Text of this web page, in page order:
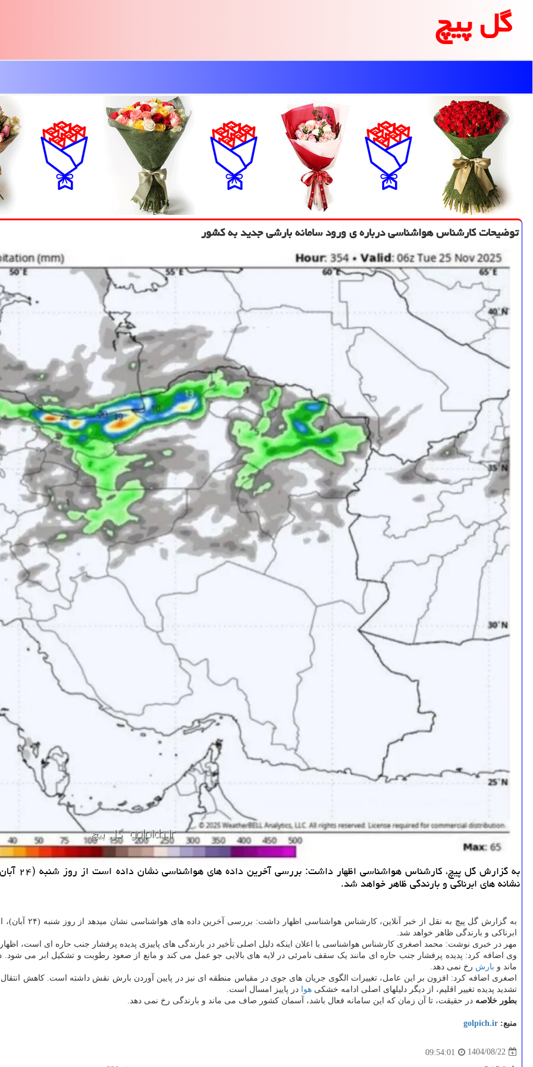
گل پیچ
توضیحات کارشناس هواشناسی درباره ی ورود سامانه بارشی جدید به کشور
به
نشانه های ابرناکی و بارندگی ظاهر خواهد شد.
به گزارش گل پیچ
ابرناکی و بارندگی ظاهر خواهد شد.
مهر در خبری نوشت: محمد اصغری کارشناس هواشناسی با اعلان اینکه دلیل اصلی تأخیر در بارندگی های پاییزی پدیده پرفشار جنب حاره ای است،
وی اضافه کرد: پدیده پرفشار جنب حاره ای مانند یک سقف نامرئی در لایه های بالایی جو عمل می کند و مانع از صعود رطوبت و تشکیل ابر می
ماند و بارش رخ نمی دهد.
اصغری اضافه کرد: افزون بر این عامل، تغییرات الگوی جریان های جوی در مقیاس منطقه ای نیز در پایین آوردن بارش نقش داشته است. کاهش
تشدید پدیده تغییر اقلیم، از دیگر دلیلهای اصلی ادامه خشکی هوا در پاییز امسال است.
بطور خلاصه در حقیقت، تا آن زمان که این سامانه فعال باشد، آسمان کشور صاف می ماند و بارندگی رخ نمی دهد.
منبع: golpich.ir
1404/08/22
09:54:01